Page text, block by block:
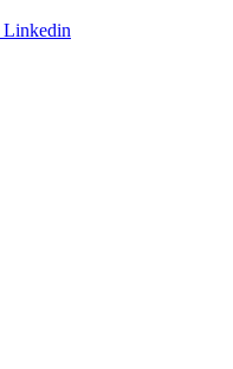
Linkedin